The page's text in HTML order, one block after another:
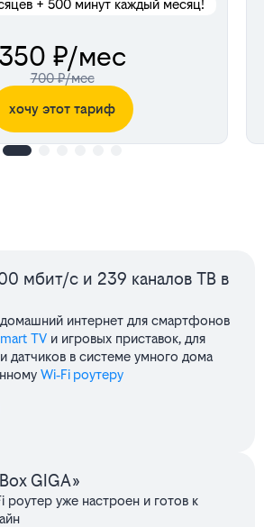
+ 500 минут каждый месяц!
350 ₽/мес
700 ₽/мес
хочу этот тариф
мбит/с и 239 каналов ТВ в
домашний интернет для смартфонов
TV и игровых приставок, для
датчиков в системе умного дома
Wi‑Fi роутеру
GIGA»
роутер уже настроен и готов к